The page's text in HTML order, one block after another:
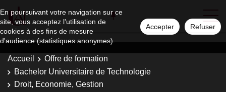
En poursuivant votre navigation sur ce
site, vous acceptez l'utilisation de
cookies à des fins de mesure
d'audience (statistiques anonymes).
Accepter Refuser
Accueil
Offre de formation
Bachelor Universitaire de Technologie
Droit, Economie, Gestion